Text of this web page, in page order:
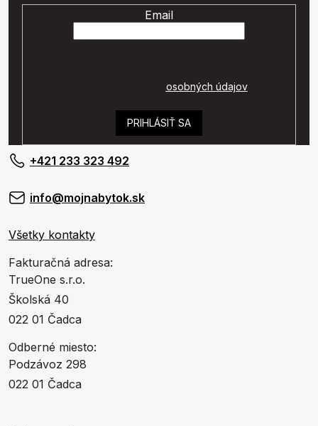
Email
osobných údajov.
PRIHLÁSIŤ SA
+421 233 323 492
info@mojnabytok.sk
Všetky kontakty
Fakturačná adresa:
TrueOne s.r.o.
Školská 40
022 01 Čadca
Odberné miesto:
Podzávoz 298
022 01 Čadca